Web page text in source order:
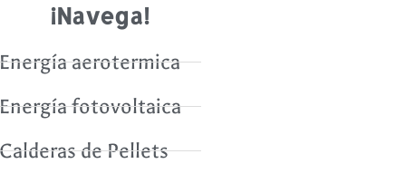
¡Navega!
aerotermica
fotovoltaica
de Pellets